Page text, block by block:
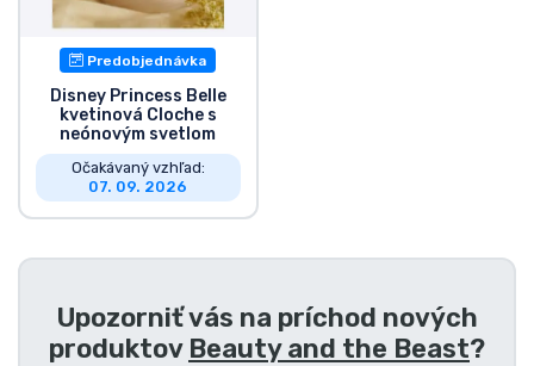
Predobjednávka
Disney Princess Belle
kvetinová Cloche s
neónovým svetlom
Očakávaný vzhľad:
07. 09. 2026
Upozorniť vás na príchod nových
produktov Beauty and the Beast?
Zoradiť podľa karikatúry
Zoradiť podľa Anime
Zoradiť podľa hier
Zoradiť podľa hudby